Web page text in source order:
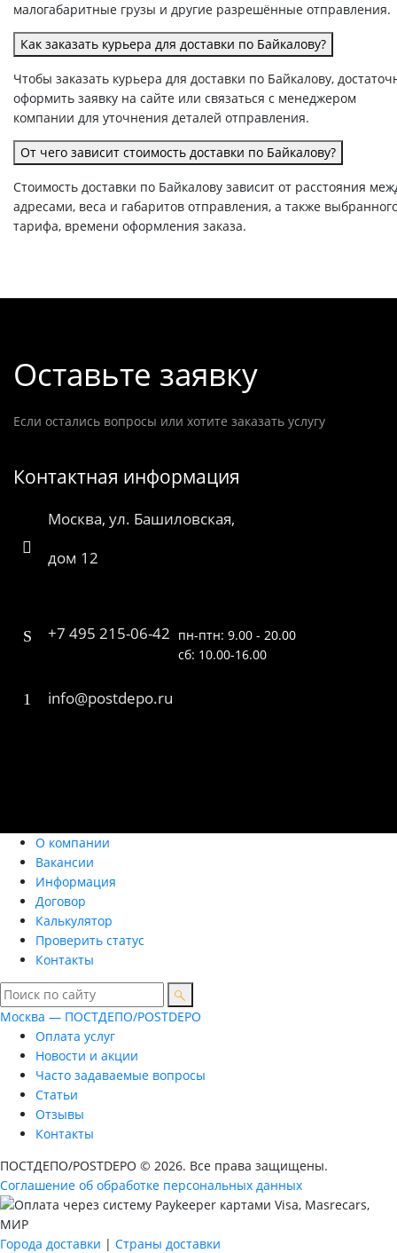
малогабаритные грузы и другие разрешённые отправления.
Как заказать курьера для доставки по Байкалову?
Чтобы заказать курьера для доставки по Байкалову,
оформить заявку на сайте или связаться с менеджером
компании для уточнения деталей отправления.
От чего зависит стоимость доставки по Байкалову?
Стоимость доставки по Байкалову зависит от расстояния
адресами, веса и габаритов отправления, а также
тарифа, времени оформления заказа.
Оставьте заявку
Если остались вопросы или хотите заказать услугу
Контактная информация
Москва, ул. Башиловская,
дом 12
+7 495 215-06-42 пн-птн: 9.00 - 20.00
сб: 10.00-16.00
info@postdepo.ru
О компании
Вакансии
Информация
Договор
Калькулятор
Проверить статус
Контакты
Москва — ПОСТДЕПО/POSTDEPO
Оплата услуг
Новости и акции
Часто задаваемые вопросы
Статьи
Отзывы
Контакты
ПОСТДЕПО/POSTDEPO © 2026. Все права защищены.
Соглашение об обработке персональных данных
Города доставки | Страны доставки